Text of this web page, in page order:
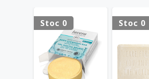
Stoc 0 Stoc 0